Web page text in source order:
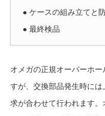
● ケースの組み立てと
● 最終検品
オメガの正規オーバーホ
すが、交換部品発生時に
求が合わせて行われます